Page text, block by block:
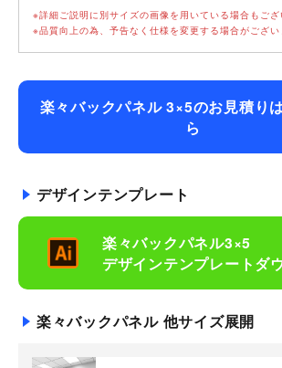
※詳細ご説明に別サイズの画像を用いている場合もござ
※品質向上の為、予告なく仕様を変更する場合がござい
楽々バックパネル 3×5のお見積り
ら
デザインテンプレート
楽々バックパネル3×5
デザインテンプレートダ
楽々バックパネル 他サイズ展開